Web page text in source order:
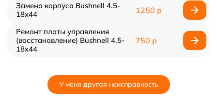
Замена корпуса Bushnell 4.5-
18x44
1250 р
Ремонт платы управления
(восстановление) Bushnell 4.5-
18x44
750 р
У меня другая неисправность